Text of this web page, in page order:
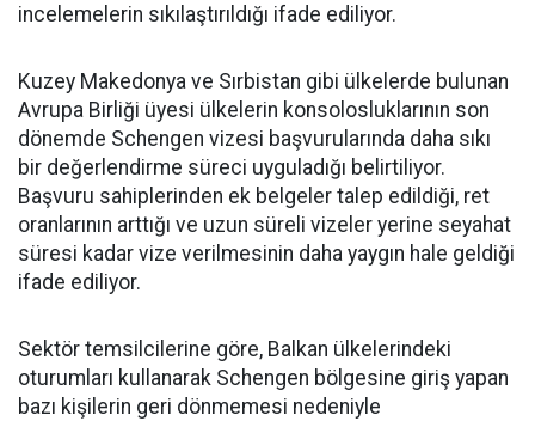
incelemelerin sıkılaştırıldığı ifade ediliyor.
Kuzey Makedonya ve Sırbistan gibi ülkelerde bulunan
Avrupa Birliği üyesi ülkelerin konsolosluklarının son
dönemde Schengen vizesi başvurularında daha sıkı
bir değerlendirme süreci uyguladığı belirtiliyor.
Başvuru sahiplerinden ek belgeler talep edildiği, ret
oranlarının arttığı ve uzun süreli vizeler yerine seyahat
süresi kadar vize verilmesinin daha yaygın hale geldiği
ifade ediliyor.
Sektör temsilcilerine göre, Balkan ülkelerindeki
oturumları kullanarak Schengen bölgesine giriş yapan
bazı kişilerin geri dönmemesi nedeniyle